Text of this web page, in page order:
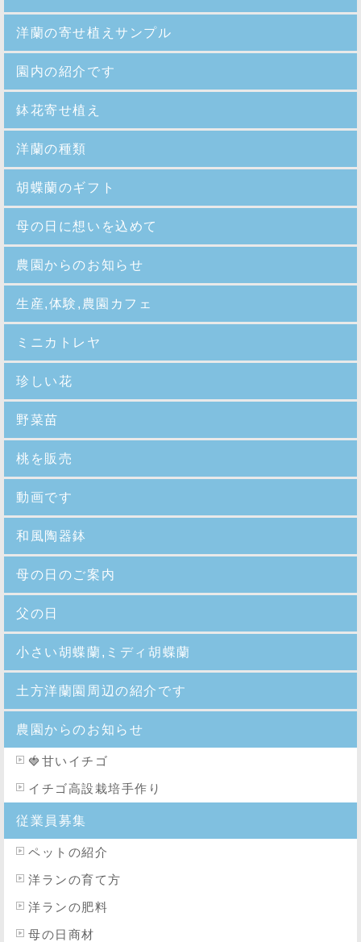
洋蘭の寄せ植えサンプル
園内の紹介 です
鉢花寄せ植え
洋蘭の種類
胡蝶蘭のギフト
母の日に想いを込めて
農園からのお知らせ
生産,体験,農園カフェ
ミニカトレヤ
珍しい花
野菜苗
桃を販売
動画です
和風陶器鉢
母の日のご案内
父の日
小さい胡蝶蘭,ミディ胡蝶蘭
土方洋蘭園周辺の紹介です
農園からのお知らせ
🍓 甘いイチゴ
イチゴ高設栽培手作り
従業員募集
ペットの紹介
洋ランの育て方
洋ランの肥料
母の日商材